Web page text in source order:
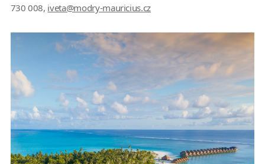
730 008, iveta@modry-mauricius.cz